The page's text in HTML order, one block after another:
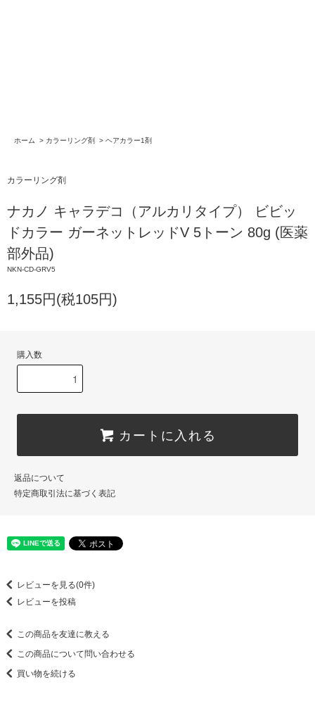
ホーム > カラーリング剤 > ヘアカラー1剤
カラーリング剤
ナカノ キャラデコ（アルカリタイプ） ビビッ
ドカラー ガーネットレッドV 5トーン 80g (医薬
部外品)
NKN-CD-GRV5
1,155円(税105円)
購入数
カートに入れる
返品について
特定商取引法に基づく表記
レビューを見る(0件)
レビューを投稿
この商品を友達に教える
この商品について問い合わせる
買い物を続ける